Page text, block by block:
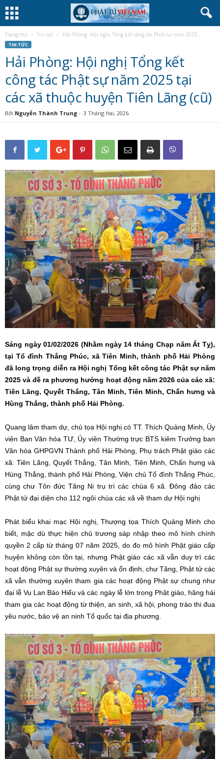
Trang chủ Tin tức Hải Phòng: Hội nghị Tổng kết công tác Phật sự năm 2025...
TIN TỨC
Hải Phòng: Hội nghị Tổng kết
công tác Phật sự năm 2025 tại
các xã thuộc huyện Tiên Lãng (cũ)
Bởi Nguyễn Thành Trung - 3 Tháng Hai, 2026
Sáng ngày 01/02/2026 (Nhằm ngày 14 tháng Chạp năm Ất Tỵ),
tại Tổ đình Thắng Phúc, xã Tiên Minh, thành phố Hải Phòng
đã long trọng diễn ra Hội nghị Tổng kết công tác Phật sự năm
2025 và đề ra phương hướng hoạt động năm 2026 của các xã:
Tiên Lãng, Quyết Thắng, Tân Minh, Tiên Minh, Chấn hưng và
Hùng Thắng, thành phố Hải Phòng.
Quang lâm tham dự, chủ tọa Hội nghị có TT. Thích Quảng Minh, Ủy
viên Ban Văn hóa TƯ, Ủy viên Thường trực BTS kiêm Trưởng ban
Văn hóa GHPGVN Thành phố Hải Phòng, Phụ trách Phật giáo các
xã: Tiên Lãng, Quyết Thắng, Tân Minh, Tiên Minh, Chấn hưng và
Hùng Thắng, thành phố Hải Phòng, Viện chủ Tổ đình Thắng Phúc,
cùng chư Tôn đức Tăng Ni trụ trì các chùa 6 xã. Đông đảo các
Phật tử đại diện cho 112 ngôi chùa các xã về tham dự Hội nghị
Phát biểu khai mạc Hội nghị, Thượng tọa Thích Quảng Minh cho
biết, mặc dù thực hiện chủ trương sáp nhập theo mô hình chính
quyền 2 cấp từ tháng 07 năm 2025, do đo mô hình Phật giáo cấp
huyện không còn tồn tại, nhưng Phật giáo các xã vẫn duy trì các
hoạt động Phật sự thường xuyên và ổn định, chư Tăng, Phật tử các
xã vẫn thường xuyên tham gia các hoạt động Phật sự chung như
đại lễ Vu Lan Báo Hiếu và các ngày lễ lớn trong Phật giáo, hăng hái
tham gia các hoạt động từ thiện, an sinh, xã hội, phong trào thi đua
yêu nước, bảo vệ an ninh Tổ quốc tại địa phương.